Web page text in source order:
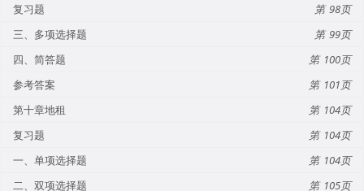
复习题
98
三、多项选择题
99
四、简答题
100
参考答案
101
第十章地租
104
复习题
104
一、单项选择题
104
二、双项选择题
105